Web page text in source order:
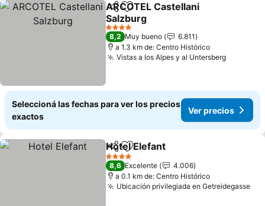
CompartirAñadir a favoritos
ARCOTEL Castellani
Salzburg
4 Estrellas
8,2 Muy bueno
6.811
a 1.3 km de: Centro Histórico
Vistas a los Alpes y al Untersberg
Seleccioná las fechas para ver los precios
exactos
Ver precios
CompartirAñadir a favoritos
Hotel Elefant
4 Estrellas
8,6 Excelente
4.006
a 0.1 km de: Centro Histórico
Ubicación privilegiada en Getreidegasse